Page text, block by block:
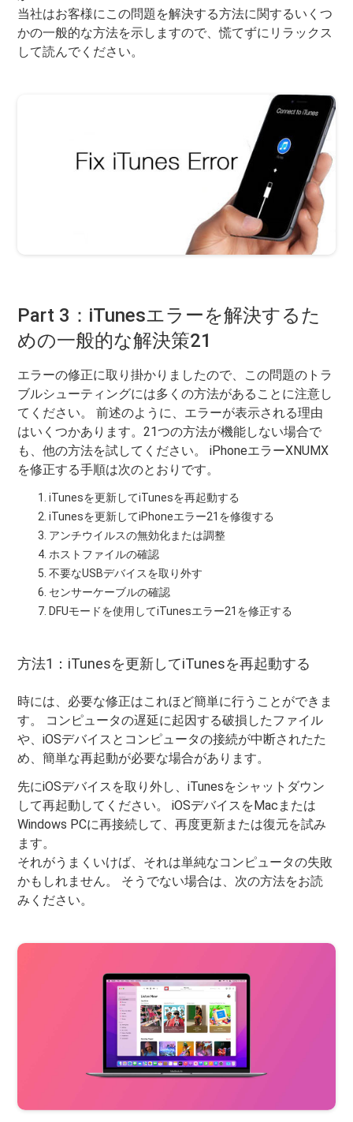
当社はお客様にこの問題を解決する方法に関するいくつ
かの一般的な方法を示しますので、慌てずにリラックス
して読んでください。
Part 3：iTunesエラーを解決するた
めの一般的な解決策21
エラーの修正に取り掛かりましたので、この問題のトラ
ブルシューティングには多くの方法があることに注意し
てください。 前述のように、エラーが表示される理由
はいくつかあります。21つの方法が機能しない場合で
も、他の方法を試してください。 iPhoneエラーXNUMX
を修正する手順は次のとおりです。
iTunesを更新してiTunesを再起動する
iTunesを更新してiPhoneエラー21を修復する
アンチウイルスの無効化または調整
ホストファイルの確認
不要なUSBデバイスを取り外す
センサーケーブルの確認
DFUモードを使用してiTunesエラー21を修正する
方法1：iTunesを更新してiTunesを再起動する
時には、必要な修正はこれほど簡単に行うことができま
す。 コンピュータの遅延に起因する破損したファイル
や、iOSデバイスとコンピュータの接続が中断されたた
め、簡単な再起動が必要な場合があります。
先にiOSデバイスを取り外し、iTunesをシャットダウン
して再起動してください。 iOSデバイスをMacまたは
Windows PCに再接続して、再度更新または復元を試み
ます。
それがうまくいけば、それは単純なコンピュータの失敗
かもしれません。 そうでない場合は、次の方法をお読
みください。